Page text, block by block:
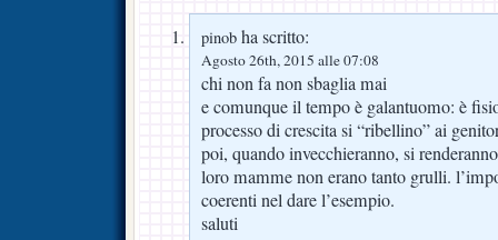
pinob ha scritto:
Agosto 26th, 2015 alle 07:08
chi non fa non sbaglia mai
e comunque il tempo è galantuomo: è
processo di crescita si “ribellino” ai
poi, quando invecchieranno, si
loro mamme non erano tanto grulli.
coerenti nel dare l’esempio.
saluti